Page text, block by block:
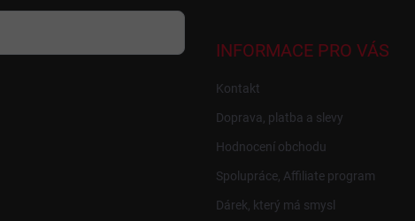
INFORMACE PRO VÁS
Kontakt
Doprava, platba a slevy
Hodnocení obchodu
Spolupráce, Affiliate program
Dárek, který má smysl